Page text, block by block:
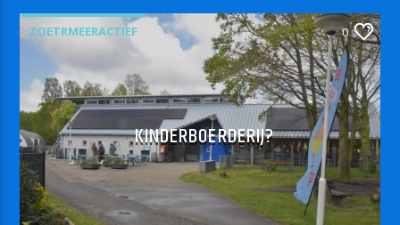
ZOETRMEERACTIEF 0
KINDERBOERDERIJ?